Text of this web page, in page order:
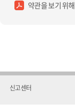
약관을 보기 위해
신고센터